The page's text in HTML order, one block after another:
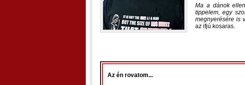
Ma a dánok
tippelem, egy
megnyerésére is
az ifjú kosaras.
Az én rovatom...